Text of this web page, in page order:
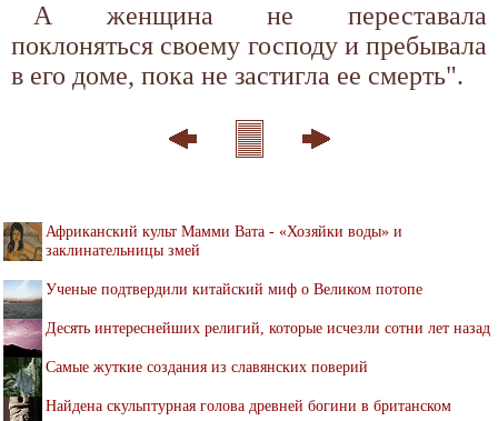
А женщина не переставала
поклоняться своему господу и пребывала
в его доме, пока не застигла ее смерть".
Африканский культ Мамми Вата - «Хозяйки воды» и
заклинательницы змей
Ученые подтвердили китайский миф о Великом потопе
Десять интереснейших религий, которые исчезли сотни лет назад
Самые жуткие создания из славянских поверий
Найдена скульптурная голова древней богини в британском